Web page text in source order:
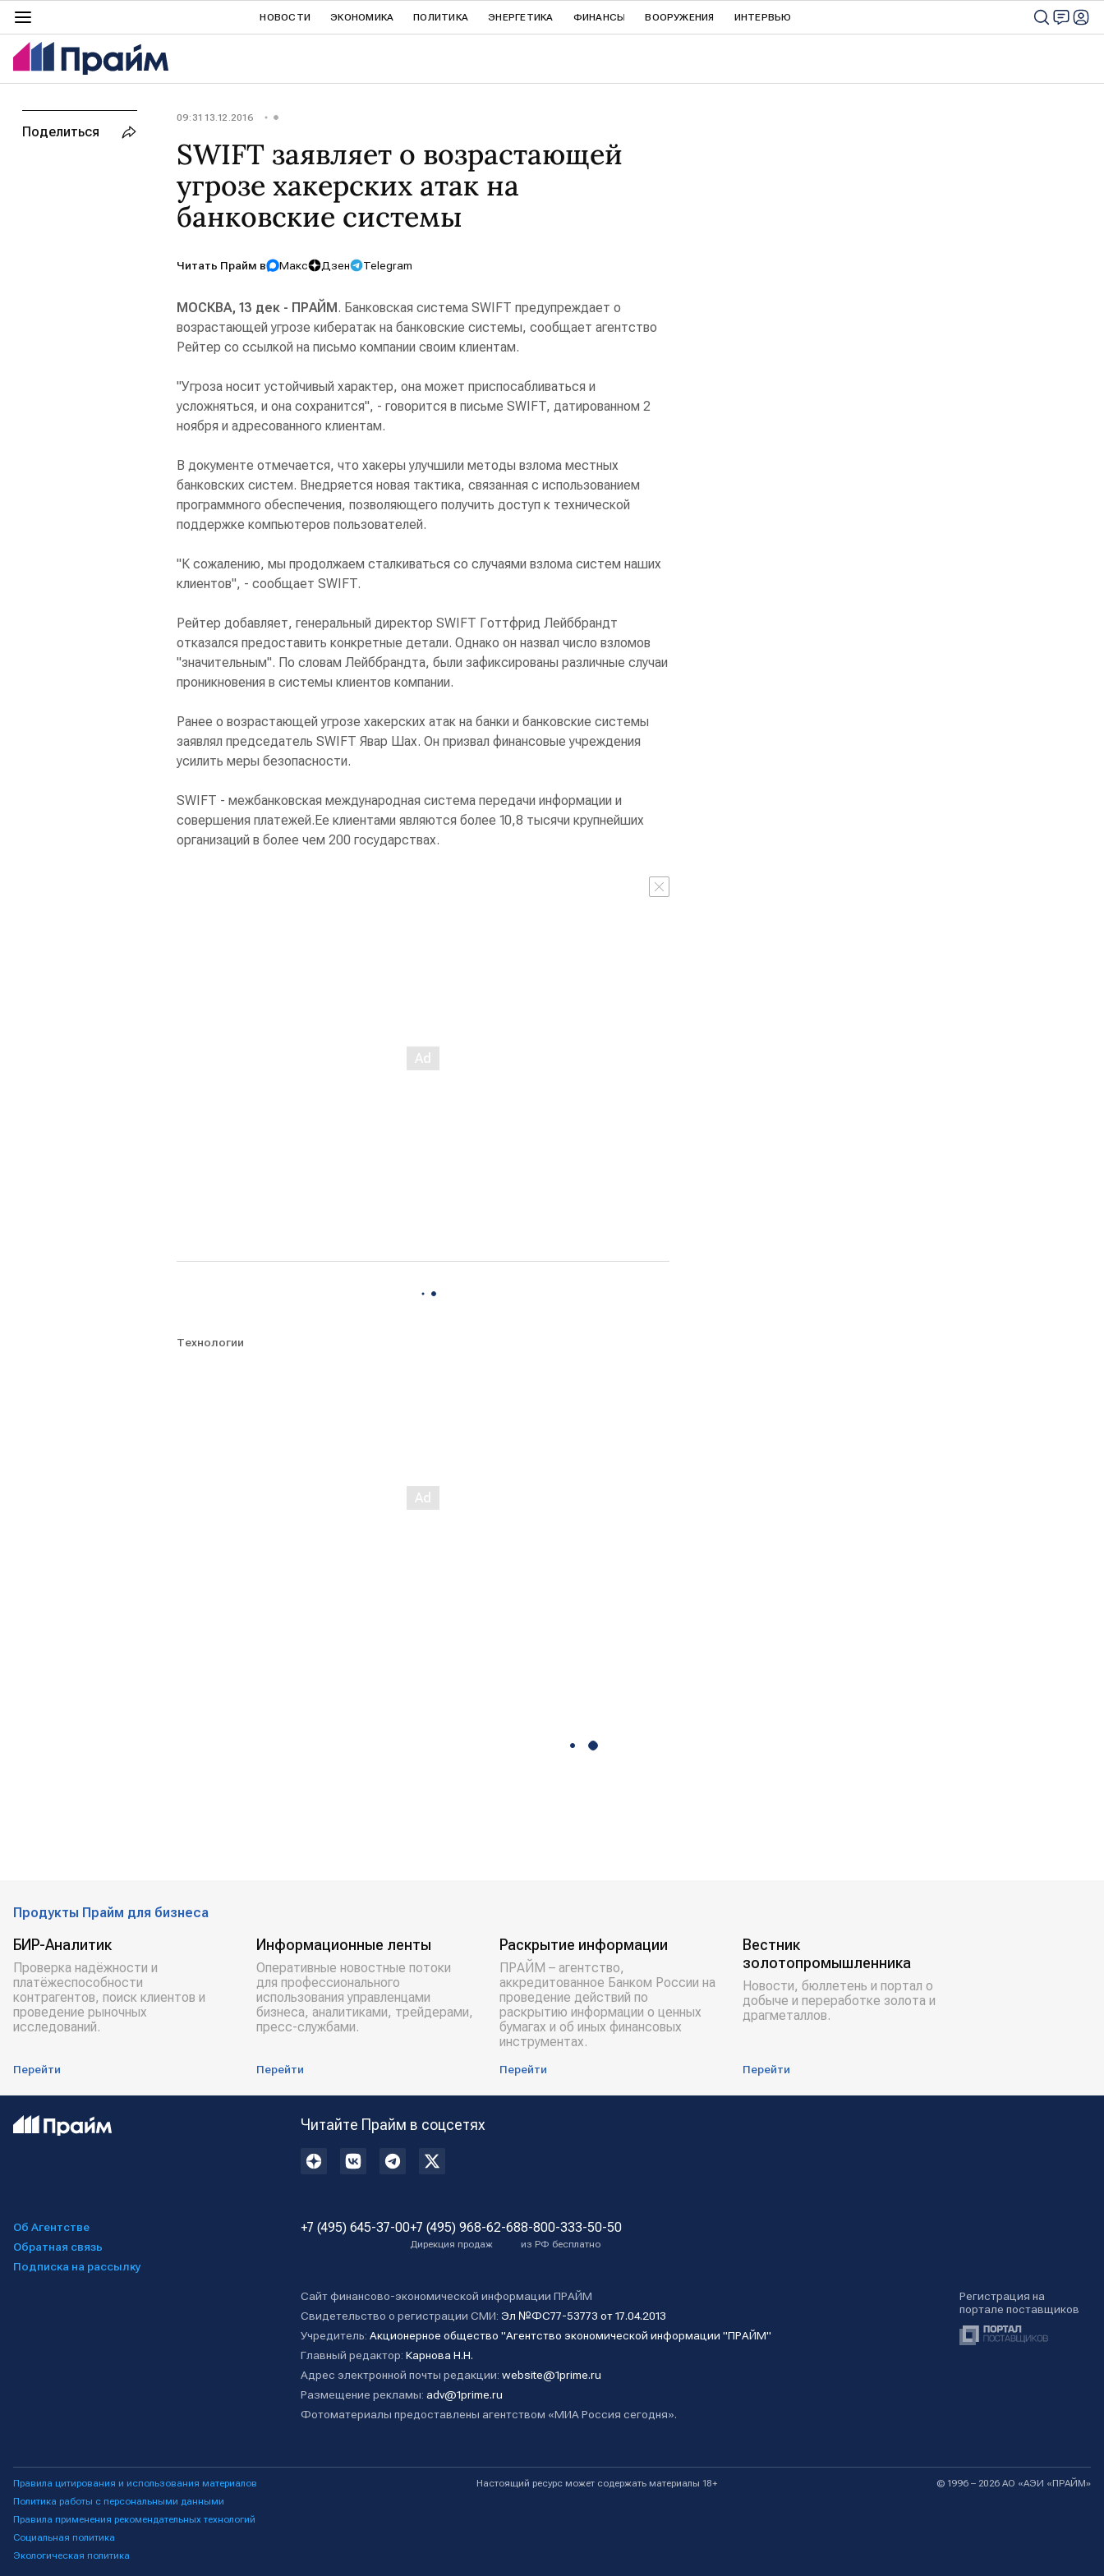
НОВОСТИ ЭКОНОМИКА ПОЛИТИКА ЭНЕРГЕТИКА ФИНАНСЫ ВООРУЖЕНИЯ ИНТЕРВЬЮ
09:31 13.12.2016
SWIFT заявляет о возрастающей
угрозе хакерских атак на
банковские системы
Читать Прайм в Макс Дзен Telegram
МОСКВА, 13 дек - ПРАЙМ. Банковская система SWIFT предупреждает о
возрастающей угрозе кибератак на банковские системы, сообщает агентство
Рейтер со ссылкой на письмо компании своим клиентам.
"Угроза носит устойчивый характер, она может приспосабливаться и
усложняться, и она сохранится", - говорится в письме SWIFT, датированном 2
ноября и адресованного клиентам.
В документе отмечается, что хакеры улучшили методы взлома местных
банковских систем. Внедряется новая тактика, связанная с использованием
программного обеспечения, позволяющего получить доступ к технической
поддержке компьютеров пользователей.
"К сожалению, мы продолжаем сталкиваться со случаями взлома систем наших
клиентов", - сообщает SWIFT.
Рейтер добавляет, генеральный директор SWIFT Готтфрид Лейббрандт
отказался предоставить конкретные детали. Однако он назвал число взломов
"значительным". По словам Лейббрандта, были зафиксированы различные случаи
проникновения в системы клиентов компании.
Ранее о возрастающей угрозе хакерских атак на банки и банковские системы
заявлял председатель SWIFT Явар Шах. Он призвал финансовые учреждения
усилить меры безопасности.
SWIFT - межбанковская международная система передачи информации и
совершения платежей.Ее клиентами являются более 10,8 тысячи крупнейших
организаций в более чем 200 государствах.
Технологии
Поделиться
Продукты Прайм для бизнеса
БИР-Аналитик
Проверка надёжности и
платёжеспособности
контрагентов, поиск клиентов и
проведение рыночных
исследований.
Перейти
Информационные ленты
Оперативные новостные потоки
для профессионального
использования управленцами
бизнеса, аналитиками, трейдерами,
пресс-службами.
Перейти
Раскрытие информации
ПРАЙМ – агентство,
аккредитованное Банком России на
проведение действий по
раскрытию информации о ценных
бумагах и об иных финансовых
инструментах.
Перейти
Вестник
золотопромышленника
Новости, бюллетень и портал о
добыче и переработке золота и
драгметаллов.
Перейти
Читайте Прайм в соцсетях
Об Агентстве
Обратная связь
Подписка на рассылку
+7 (495) 645-37-00+7 (495) 968-62-68
Дирекция продаж
8-800-333-50-50
из РФ бесплатно
Сайт финансово-экономической информации ПРАЙМ
Свидетельство о регистрации СМИ: Эл №ФС77-53773 от 17.04.2013
Учредитель: Акционерное общество "Агентство экономической информации "ПРАЙМ"
Главный редактор: Карнова Н.Н.
Адрес электронной почты редакции: website@1prime.ru
Размещение рекламы: adv@1prime.ru
Фотоматериалы предоставлены агентством «МИА Россия сегодня».
Регистрация на
портале поставщиков
Правила цитирования и использования материалов
Политика работы с персональными данными
Правила применения рекомендательных технологий
Социальная политика
Экологическая политика
Настоящий ресурс может содержать материалы 18+ © 1996 – 2026 АО «АЭИ «ПРАЙМ»